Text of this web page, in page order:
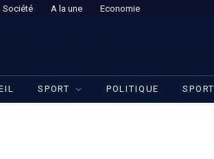
Société A la une Economie
SPORT POLITIQUE SPORT